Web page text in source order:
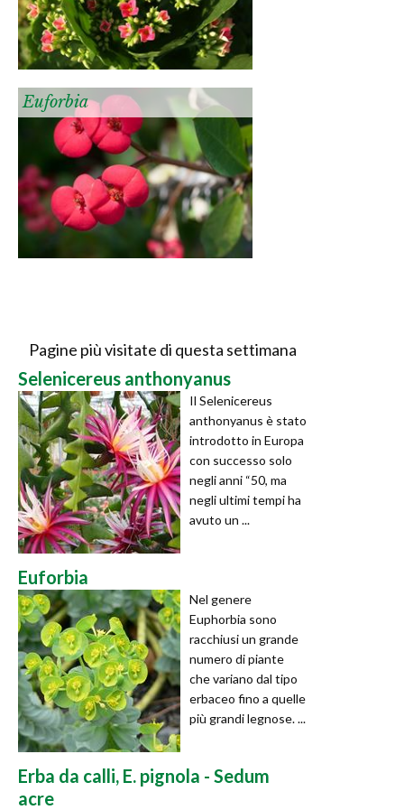
Euforbia
Pagine più visitate di questa settimana
Selenicereus anthonyanus
Il Selenicereus
anthonyanus è stato
introdotto in Europa
con successo solo
negli anni “50, ma
negli ultimi tempi ha
avuto un ...
Euforbia
Nel genere
Euphorbia sono
racchiusi un grande
numero di piante
che variano dal tipo
erbaceo fino a quelle
più grandi legnose. ...
Erba da calli, E. pignola - Sedum
acre